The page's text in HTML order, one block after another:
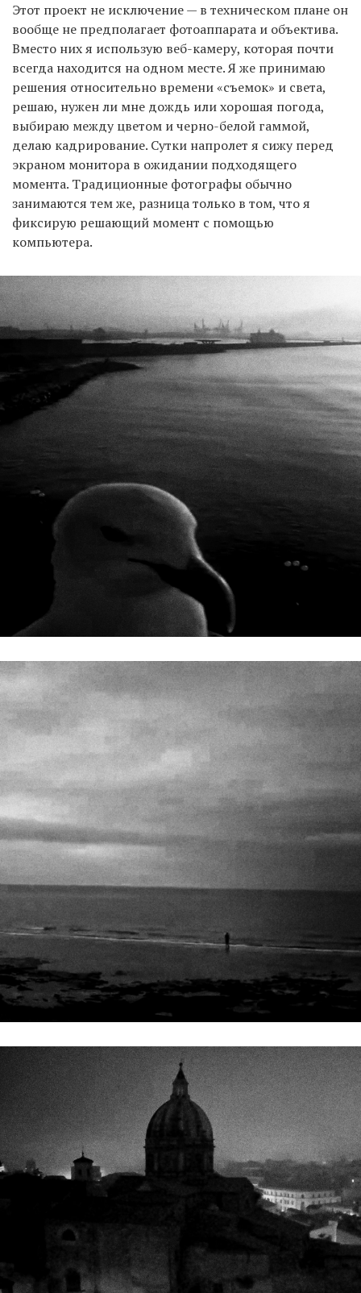
Этот проект не исключение — в техническом плане он
вообще не предполагает фотоаппарата и объектива.
Вместо них я использую веб-камеру, которая почти
всегда находится на одном месте. Я же принимаю
решения относительно времени «съемок» и света,
решаю, нужен ли мне дождь или хорошая погода,
выбираю между цветом и черно-белой гаммой,
делаю кадрирование. Сутки напролет я сижу перед
экраном монитора в ожидании подходящего
момента. Традиционные фотографы обычно
занимаются тем же, разница только в том, что я
фиксирую решающий момент с помощью
компьютера.